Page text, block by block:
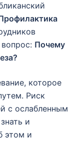
Почему
которое
Риск
с ослабленным
и
этом и